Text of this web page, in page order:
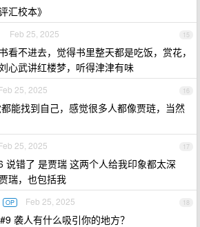
汇校本》
15
Feb 25, 2025
看不进去，觉得书里整天都是吃饭，赏花，
心武讲红楼梦，听得津津有味
16
25, 2025
能找到自己，感觉很多人都像贾琏，当然
17
25, 2025
说错了 是贾瑞 这两个人给我印象都太深
瑞，也包括我
18
OP Feb 25, 2025
#9 袭人有什么吸引你的地方？